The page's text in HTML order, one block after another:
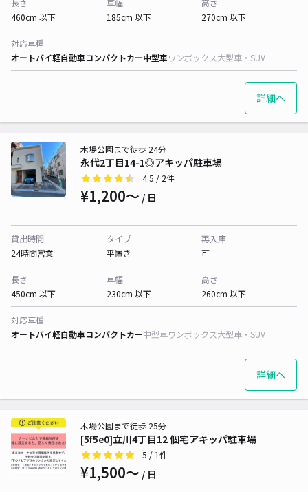
長さ
460cm 以下
車幅
185cm 以下
高さ
270cm 以下
対応車種
オートバイ軽自動車コンパクトカー中型車ワンボックス大型車・SUV
詳細へ
永代2丁目14-1◎アキッパ駐車場
木場公園まで徒歩 24分
4.5 / 2件
¥1,200〜 / 日
貸出時間
24時間営業
タイプ
平置き
再入庫
可
長さ
450cm 以下
車幅
230cm 以下
高さ
260cm 以下
対応車種
オートバイ軽自動車コンパクトカー中型車ワンボックス大型車・SUV
詳細へ
[5f5e0]立川4丁目12 個宅アキッパ駐車場
木場公園まで徒歩 25分
5 / 1件
¥1,500〜 / 日